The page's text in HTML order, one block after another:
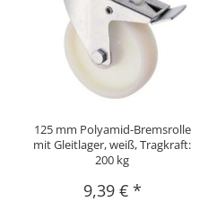
125 mm Polyamid-Bremsrolle
mit Gleitlager, weiß, Tragkraft:
200 kg
9,39 € *